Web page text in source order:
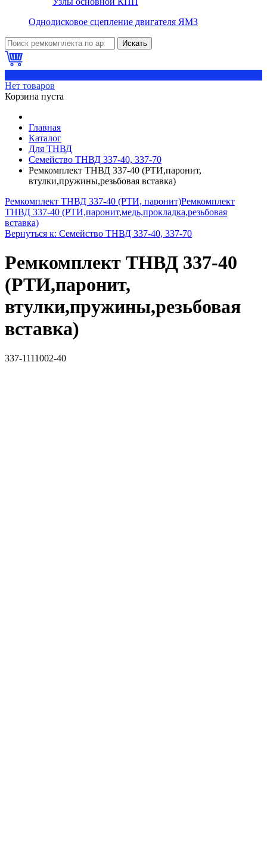
Однодисковое сцепление двигателя ЯМЗ
Искать
Нет товаров
Корзина пуста
Главная
Каталог
Для ТНВД
Семейство ТНВД 337-40, 337-70
Ремкомплект ТНВД 337-40 (РТИ,паронит,
втулки,пружины,резьбовая вставка)
Ремкомплект ТНВД 337-40 (РТИ, паронит)Ремкомплект
ТНВД 337-40 (РТИ,паронит,медь,прокладка,резьбовая
вставка)
Вернуться к: Семейство ТНВД 337-40, 337-70
Ремкомплект ТНВД 337-40
(РТИ,паронит,
втулки,пружины,резьбовая
вставка)
337-1111002-40